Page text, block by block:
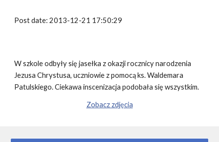
Post date: 2013-12-21 17:50:29
W szkole odbyły się jasełka z okazji rocznicy narodzenia
Jezusa Chrystusa, uczniowie z pomocą ks. Waldemara
Patulskiego. Ciekawa inscenizacja podobała się wszystkim.
Zobacz zdjęcia